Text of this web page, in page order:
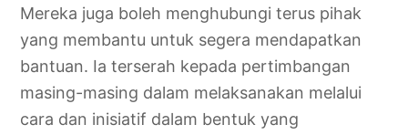
Mereka juga boleh menghubungi terus pihak
yang membantu untuk segera mendapatkan
bantuan. Ia terserah kepada pertimbangan
masing-masing dalam melaksanakan melalui
cara dan inisiatif dalam bentuk yang